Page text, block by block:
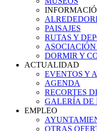
PAISAJES
RUTAS Y
DORMIR Y
ACTUALIDAD
EVENTOS Y
AGENDA
RECORTES
GALERÍA DE
EMPLEO
OTRAS